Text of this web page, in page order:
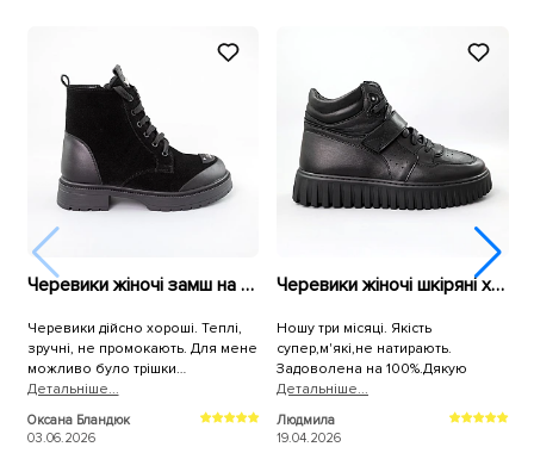
Черевики жіночі замш на хутрі 592699 Чорні
Черевики дійсно хороші. Теплі,
зручні, не промокають. Для мене
можливо було трішки
слизьковаті.
Детальнiше...
Оксана Бландюк
03.06.2026
Черевики жіночі шкіряні хутро 591097 Чорні
Ношу три місяці. Якість
супер,м'які,не натирають.
Задоволена на 100%.Дякую
Детальнiше...
Людмила
19.04.2026